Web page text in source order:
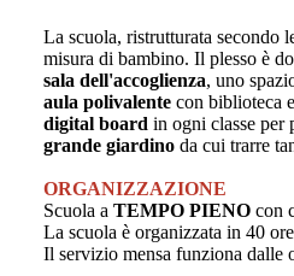
La scuola, ristrutturata secondo
misura di bambino. Il plesso è
sala dell'accoglienza, uno
aula polivalente con biblioteca
digital board in ogni classe per
grande giardino da cui trarre
ORGANIZZAZIONE
Scuola aTEMPO PIENO con
La scuola è organizzata in 40
Il servizio mensa funziona dalle